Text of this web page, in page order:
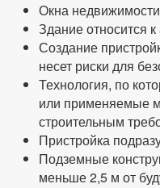
Окна
Здание относится
Создание
несет риски для
Технология, по
или применяемые
строительным
Пристройка
Подземные
меньше 2,5 м от